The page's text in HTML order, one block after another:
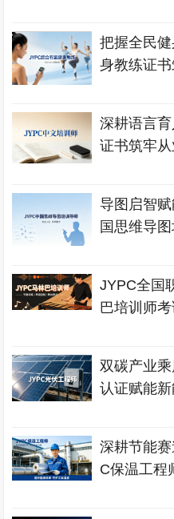
把握全民
身教练证
深耕语言
证书筑牢
导图启智
国思维导
JYPC全国
巴培训师
双碳产业
认证赋能
深耕节能
C保温工程